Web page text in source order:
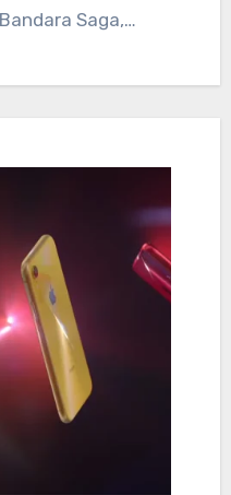
Saga,…